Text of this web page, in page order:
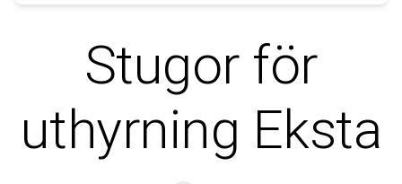
Stugor för
uthyrning Eksta